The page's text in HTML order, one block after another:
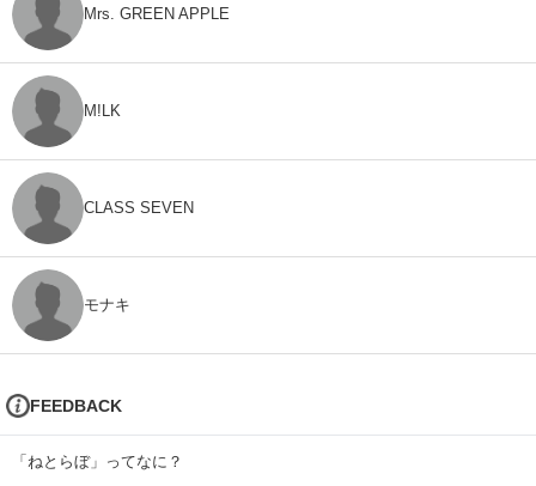
Mrs. GREEN APPLE
M!LK
CLASS SEVEN
モナキ
FEEDBACK
「ねとらぼ」ってなに？